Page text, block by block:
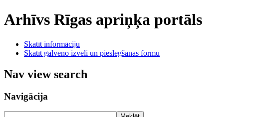
Arhīvs Rīgas apriņķa portāls
Skatīt informāciju
Skatīt galveno izvēli un pieslēgšanās formu
Nav view search
Navigācija